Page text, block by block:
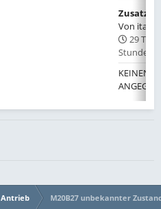
Von
29
Stunden
KEINEN
Antrieb M20B27 unbekannter